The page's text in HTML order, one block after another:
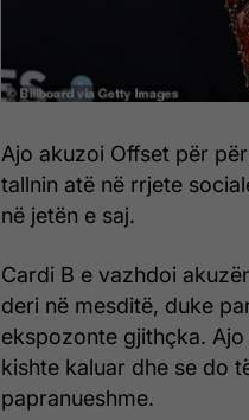
Ajo akuzoi Offset për
tallnin atë në rrjete
në jetën e saj.
Cardi B e vazhdoi
deri në mesditë, duke
ekspozonte gjithçka.
kishte kaluar dhe se do
papranueshme.